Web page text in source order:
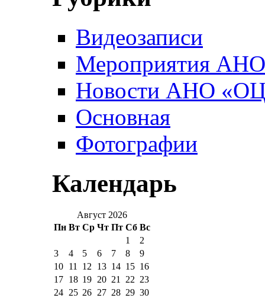
Видеозаписи
Мероприятия
Новости АНО
Основная
Фотографии
Календарь
Август 2026
Пн Вт Ср Чт Пт Сб Вс
1
2
3
4 5 6 7 8
9
10 11 12 13 14 15 16
17 18 19 20 21 22 23
24 25 26 27 28 29 30